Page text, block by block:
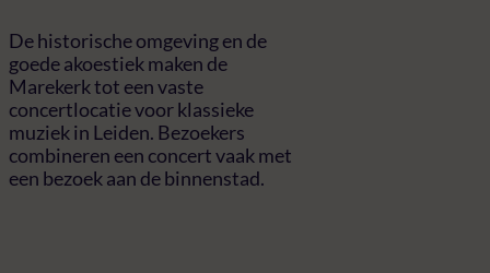
De historische omgeving en de
goede akoestiek maken de
Marekerk tot een vaste
concertlocatie voor klassieke
muziek in Leiden. Bezoekers
combineren een concert vaak met
een bezoek aan de binnenstad.